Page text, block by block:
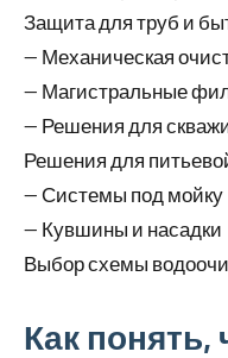
Защита для труб и
— Механическая
— Магистральные
— Решения для
Решения для
— Системы под мойку
— Кувшины и насадки
Выбор схемы
Как понять,